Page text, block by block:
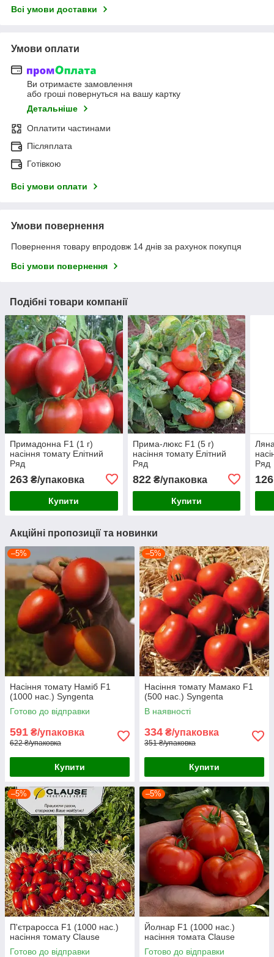
Всі умови доставки
Умови оплати
Ви отримаєте замовлення
або гроші повернуться на вашу картку
Детальніше
Оплатити частинами
Післяплата
Готівкою
Всі умови оплати
Умови повернення
Повернення товару впродовж 14 днів за рахунок покупця
Всі умови повернення
Подібні товари компанії
Примадонна F1 (1 г)
насіння томату Елітний
Ряд
263 ₴/упаковка
Купити
Прима-люкс F1 (5 г)
насіння томату Елітний
Ряд
822₴/упаковка
Купити
Ряд
126
Акційні пропозиції та новинки
–5%
Насіння томату Наміб F1
(1000 нас.) Syngenta
Готово до відправки
591 ₴/упаковка
622 ₴/упаковка
Купити
–5%
Насіння томату Мамако F1
(500 нас.) Syngenta
В наявності
334 ₴/упаковка
351 ₴/упаковка
Купити
–5%
П'єтраросса F1 (1000 нас.)
насіння томату Clause
Готово до відправки
–5%
Йолнар F1 (1000 нас.)
насіння томата Clause
Готово до відправки